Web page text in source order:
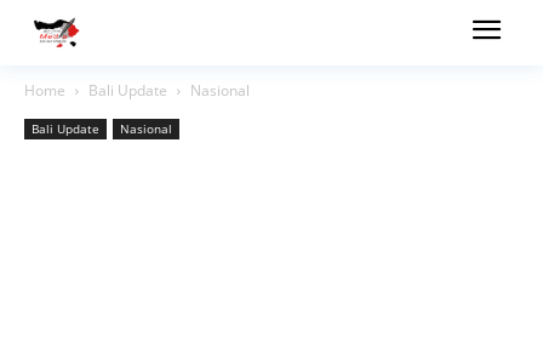
Home Bali Update Nasional
Bali Update Nasional